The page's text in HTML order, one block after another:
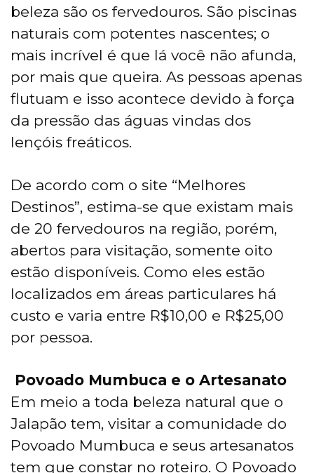
beleza são os fervedouros. São piscinas
naturais com potentes nascentes; o
mais incrível é que lá você não afunda,
por mais que queira. As pessoas apenas
flutuam e isso acontece devido à força
da pressão das águas vindas dos
lençóis freáticos.
De acordo com o site “Melhores
Destinos”, estima-se que existam mais
de 20 fervedouros na região, porém,
abertos para visitação, somente oito
estão disponíveis. Como eles estão
localizados em áreas particulares há
custo e varia entre R$10,00 e R$25,00
por pessoa.
Povoado Mumbuca e o Artesanato
Em meio a toda beleza natural que o
Jalapão tem, visitar a comunidade do
Povoado Mumbuca e seus artesanatos
tem que constar no roteiro. O Povoado